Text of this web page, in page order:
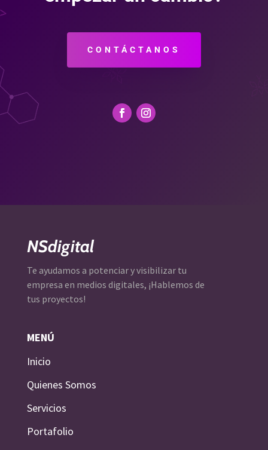
CONTÁCTANOS
NSdigital
Te ayudamos a potenciar y visibilizar tu
empresa en medios digitales, ¡Hablemos de
tus proyectos!
MENÚ
Inicio
Quienes Somos
Servicios
Portafolio